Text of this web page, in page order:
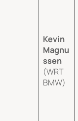
Kevin
Magnu
ssen
(WRT
BMW)